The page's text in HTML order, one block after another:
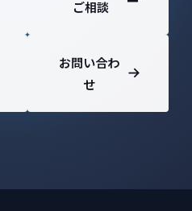
ご相談
お問い合わ
せ